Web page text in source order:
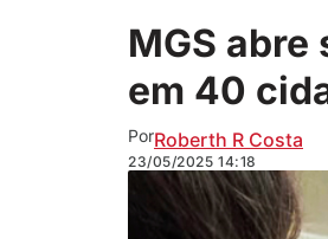
MGS
em 40
PorRoberth R Costa
23/05/2025 14:18